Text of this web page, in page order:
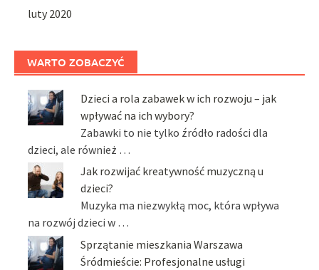
luty 2020
WARTO ZOBACZYĆ
Dzieci a rola zabawek w ich rozwoju – jak
wpływać na ich wybory?
Zabawki to nie tylko źródło radości dla
dzieci, ale również …
Jak rozwijać kreatywność muzyczną u
dzieci?
Muzyka ma niezwykłą moc, która wpływa
na rozwój dzieci w …
Sprzątanie mieszkania Warszawa
Śródmieście: Profesjonalne usługi